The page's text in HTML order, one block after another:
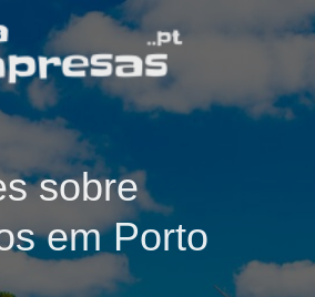
sobre
em Porto